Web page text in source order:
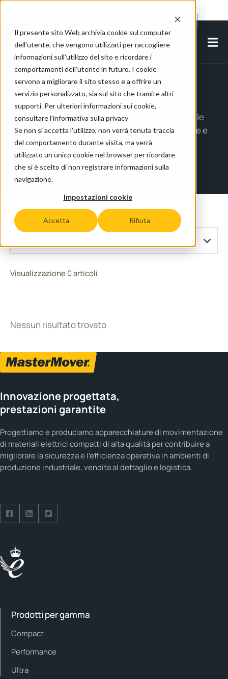
Il presente sito Web archivia cookie sul computer
dell'utente, che vengono utilizzati per raccogliere
informazioni sull'utilizzo del sito e ricordare i
comportamenti dell'utente in futuro. I cookie
servono a migliorare il sito stesso e a offrire un
servizio personalizzato, sia sul sito che tramite altri
supporti. Per ulteriori informazioni sui cookie,
consultare l'informativa sulla privacy
Se non si accetta l'utilizzo, non verrà tenuta traccia
del comportamento durante visita, ma verrà
utilizzato un unico cookie nel browser per ricordare
che si è scelto di non registrare informazioni sulla
navigazione.
Impostazioni cookie
Accetta Rifiuta
IT-IT
MasterMover Blog
Benvenuto nel blog MasterMover, il tuo hub per le
ultime competenze, approfondimenti sul settore e
risorse essenziali per ottimizzare i processi di
movimentazione dei materiali.
Filtra i risultati per settore
Visualizzazione 0 articoli
Nessun risultato trovato
Innovazione progettata,
prestazioni garantite
Progettiamo e produciamo apparecchiature di movimentazione
di materiali elettrici compatti di alta qualità per contribuire a
migliorare la sicurezza e l'efficienza operativa in ambienti di
produzione industriale, vendita al dettaglio e logistica.
Seguici su Facebook
Seguici su LinkedIn
Seguici su Twitter
Prodotti per gamma
Compact
Performance
Ultra